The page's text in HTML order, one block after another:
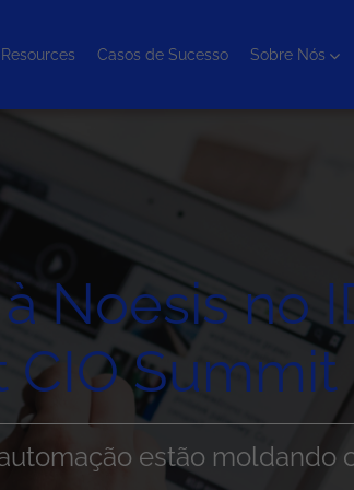
Casos de Sucesso Sobre Nós
Noesis no
CIO Summit
estão moldando